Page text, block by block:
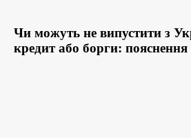
Чи можуть не випустити з
кредит або борги: